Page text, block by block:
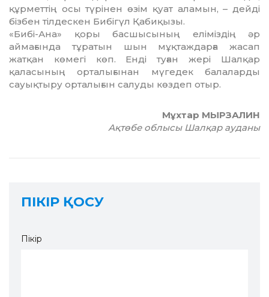
құрметтің осы түрінен өзім қуат аламын, – дейді
бізбен тілдескен Бибігүл Қабиқызы.
«Бибі-Ана» қоры басшысының еліміздің әр
аймағында тұратын шын мұқтаждарға жасап
жатқан көмегі көп. Енді туған жері Шалқар
қаласының орталығынан мүгедек балаларды
сауықтыру орталығын салуды көздеп отыр.
Мұхтар МЫРЗАЛИН
Ақтөбе облысы Шалқар ауданы
ПІКІР ҚОСУ
Пікір